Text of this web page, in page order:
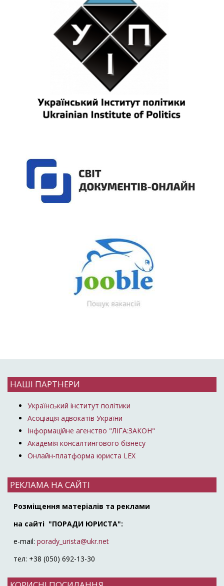
НАШІ ПАРТНЕРИ
Український інститут політики
Асоціація адвокатів України
Інформаційне агенство "ЛІГА:ЗАКОН"
Академія консалтингового бізнесу
Онлайн-платформа юриста LEX
РЕКЛАМА НА САЙТІ
Розміщення матеріалів та реклами
на сайті "ПОРАДИ ЮРИСТА":
e-mail: porady_urista@ukr.net
тел: +38 (050) 692-13-30